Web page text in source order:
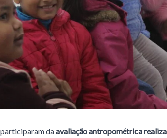
participaram daavaliação antropométrica